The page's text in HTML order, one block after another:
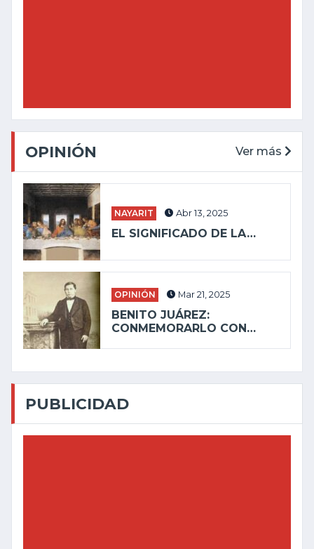
OPINIÓN Ver más
NAYARIT Abr 13, 2025
EL SIGNIFICADO DE LA…
OPINIÓN Mar 21, 2025
BENITO JUÁREZ:
CONMEMORARLO CON…
PUBLICIDAD